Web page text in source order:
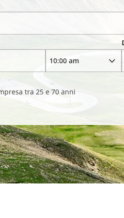
tra 25 e 70 anni